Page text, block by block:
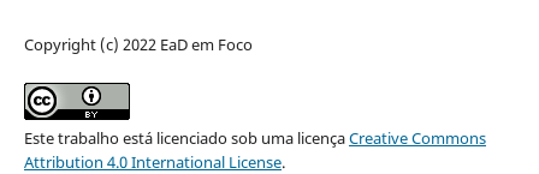
Copyright (c) 2022 EaD em Foco
Este trabalho está licenciado sob uma licençaCreative Commons
Attribution 4.0 International License.